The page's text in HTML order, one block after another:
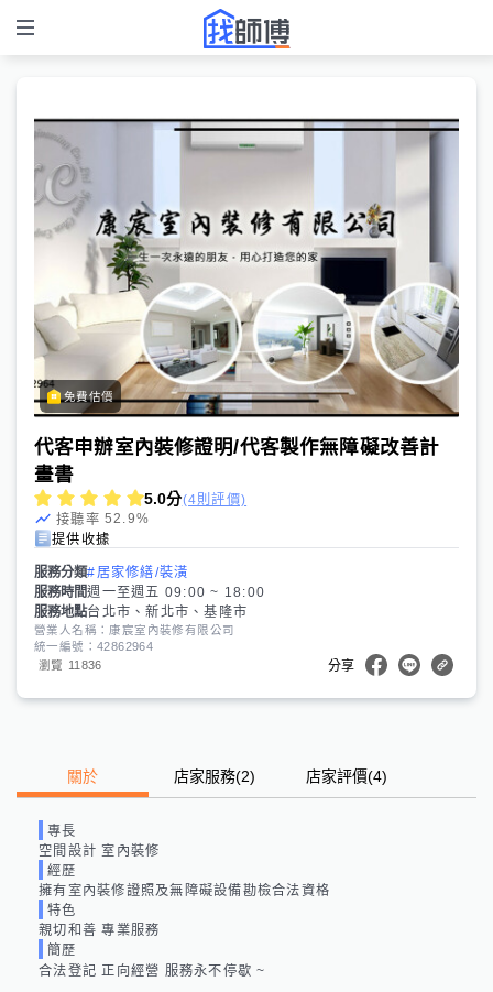
免費估價
代客申辦室內裝修證明/代客製作無障礙改善計
畫書
5.0分(4則評價)
接聽率 52.9%
提供收據
服務分類#居家修繕/裝潢
服務時間週一至週五 09:00 ~ 18:00
服務地點台北市、新北市、基隆市
營業人名稱：康宸室內裝修有限公司
統一編號：42862964
瀏覽 11836 分享
關於 店家服務(2) 店家評價(4)
專長
空間設計 室內裝修
經歷
擁有室內裝修證照及無障礙設備勘檢合法資格
特色
親切和善 專業服務
簡歷
合法登記 正向經營 服務永不停歇 ~